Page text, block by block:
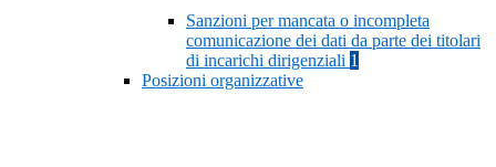
Sanzioni per mancata o incompleta
comunicazione dei dati da parte dei titolari
di incarichi dirigenziali 1
Posizioni organizzative